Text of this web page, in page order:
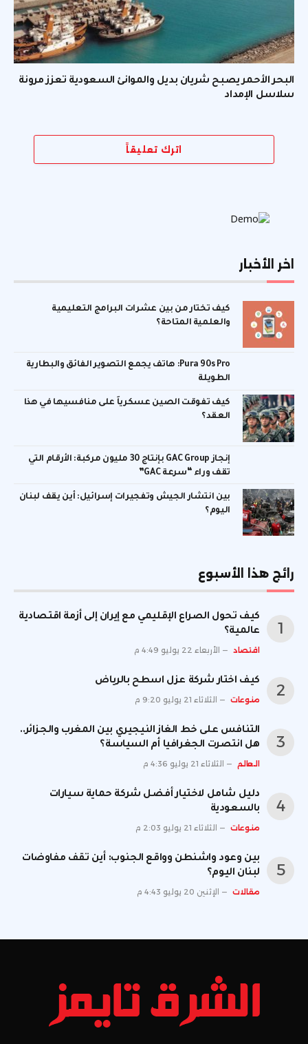
البحر الأحمر يصبح شريان بديل والموانئ السعودية تعزز مرونة
سلاسل الإمداد
اترك تعليقاً
اخر الأخبار
كيف تختار من بين عشرات البرامج التعليمية
والعلمية المتاحة؟
Pura 90s Pro: هاتف يجمع التصوير الفائق والبطارية
الطويلة
كيف تفوقت الصين عسكرياً على منافسيها في هذا
العقد؟
إنجاز GAC Group بإنتاج 30 مليون مركبة: الأرقام التي
تقف وراء “سرعة GAC”
بين انتشار الجيش وتفجيرات إسرائيل: أين يقف لبنان
اليوم؟
رائج هذا الأسبوع
كيف تحول الصراع الإقليمي مع إيران إلى أزمة اقتصادية
عالمية؟
اقتصاد الأربعاء 22 يوليو 4:49 م
كيف اختار شركة عزل اسطح بالرياض
منوعات الثلاثاء 21 يوليو 9:20 م
التنافس على خط الغاز النيجيري بين المغرب والجزائر..
هل انتصرت الجغرافيا أم السياسة؟
العالم الثلاثاء 21 يوليو 4:36 م
دليل شامل لاختيار أفضل شركة حماية سيارات
بالسعودية
منوعات الثلاثاء 21 يوليو 2:03 م
بين وعود واشنطن وواقع الجنوب: أين تقف مفاوضات
لبنان اليوم؟
مقالات الإثنين 20 يوليو 4:43 م